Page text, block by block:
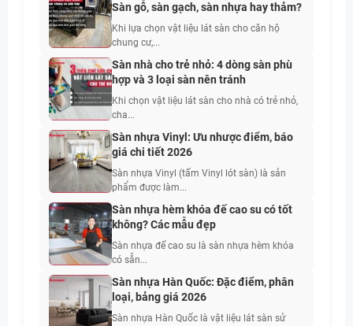
Sàn gỗ, sàn gạch, sàn nhựa hay thảm?
Khi lựa chọn vật liệu lát sàn cho căn hộ
chung cư,...
Sàn nhà cho trẻ nhỏ: 4 dòng sàn phù
hợp và 3 loại sàn nên tránh
Khi chọn vật liệu lát sàn cho nhà có trẻ nhỏ,
cha...
Sàn nhựa Vinyl: Ưu nhược điểm, báo
giá chi tiết 2026
Sàn nhựa Vinyl (tấm Vinyl lót sàn) là sản
phẩm được làm...
Sàn nhựa hèm khóa đế cao su có tốt
không? Các mẫu đẹp
Sàn nhựa đế cao su là sàn nhựa hèm khóa
có sẵn...
Sàn nhựa Hàn Quốc: Đặc điểm, phân
loại, bảng giá 2026
Sàn nhựa Hàn Quốc là vật liệu lát sàn sử